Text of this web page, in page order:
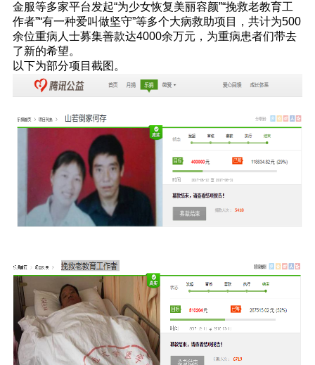
金服等多家平台发起“为少女恢复美丽容颜”“挽救老教育工
作者”“有一种爱叫做坚守”等多个大病救助项目，共计为500
余位重病人士募集善款达4000余万元，为重病患者们带去
了新的希望。
以下为部分项目截图。